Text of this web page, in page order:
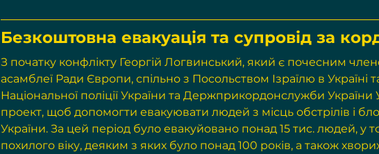
Безкоштовна евакуація та супровід за
З початку конфлікту Георгій Логвинський, який є почесним
асамблеї Ради Європи, спільно з Посольством Ізраїлю в Україні
Національної поліції України та Держприкордонслужби України
проект, щоб допомогти евакуювати людей з місць обстрілів і
України. За цей період було евакуйовано понад 15 тис. людей, у
похилого віку, деяким з яких було понад 100 років, а також